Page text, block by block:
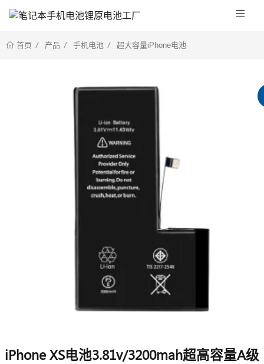
首页 产品 手机电池 超大容量iPhone电池
iPhone XS电池3.81v/3200mah超高容量A级